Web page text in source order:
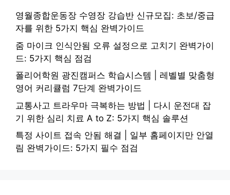
영월종합운동장 수영장 강습반 신규모집: 초보/중급
자를 위한 5가지 핵심 완벽가이드
줌 마이크 인식안됨 오류 설정으로 고치기 완벽가이
드: 5가지 핵심 점검
폴리어학원 광진캠퍼스 학습시스템 | 레벨별 맞춤형
영어 커리큘럼 7단계 완벽가이드
교통사고 트라우마 극복하는 방법 | 다시 운전대 잡
기 위한 심리 치료 A to Z: 5가지 핵심 솔루션
특정 사이트 접속 안됨 해결 | 일부 홈페이지만 안열
림 완벽가이드: 5가지 필수 점검